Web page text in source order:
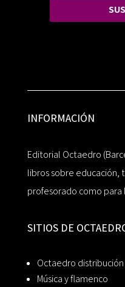
INFORMACIÓN
Editorial Octaedro
libros sobre
profesorado como
SITIOS DE
Octaedro distribución
Música y flamenco